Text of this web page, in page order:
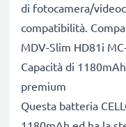
di fotocamera/
compatibilità.
MDV-Slim HD81i
Capacità di
premium
Questa batteria